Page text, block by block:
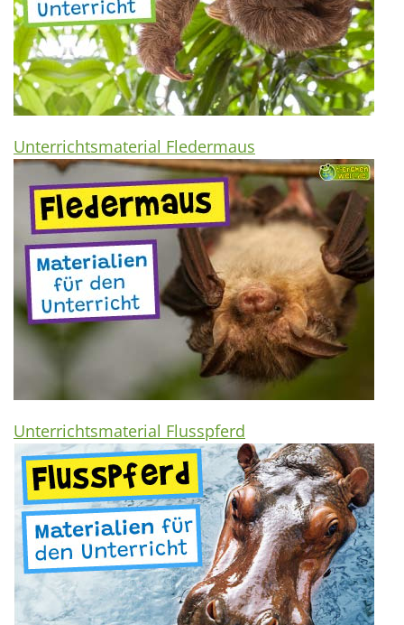
Unterrichtsmaterial Fledermaus
Unterrichtsmaterial Flusspferd